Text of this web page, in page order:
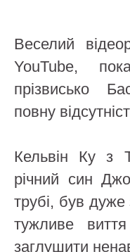
Веселий
YouTube,
прізвисько
повну
Кельвін Ку з
річний син
трубі, був
тужливе
заглушити